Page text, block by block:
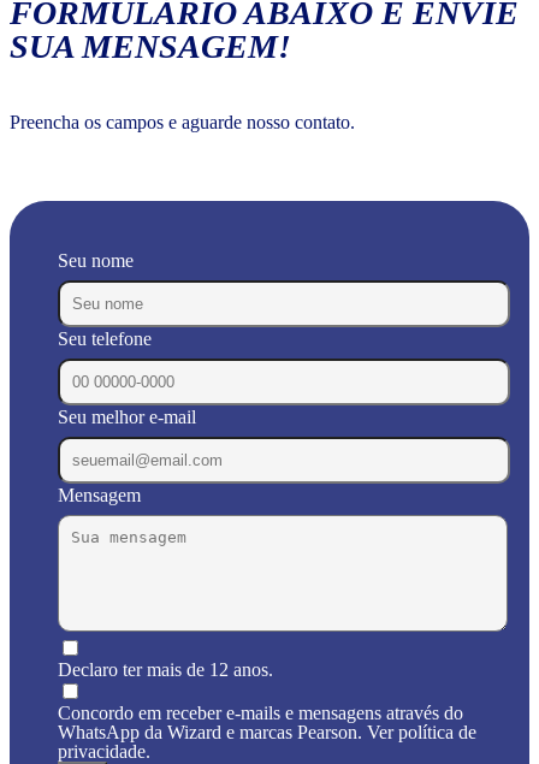
FORMULÁRIO ABAIXO E ENVIE
SUA MENSAGEM!
Preencha os campos e aguarde nosso contato.
Seu nome
Seu telefone
Seu melhor e-mail
Mensagem
Declaro ter mais de 12 anos.
Concordo em receber e-mails e mensagens através do
WhatsApp da Wizard e marcas Pearson. Ver política de
privacidade.